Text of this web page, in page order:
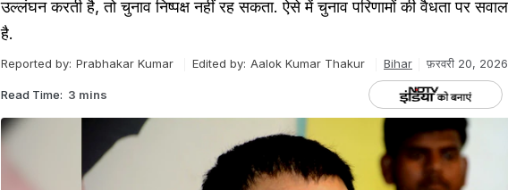
उल्लंघन करती है, तो चुनाव निष्पक्ष नहीं रह सकता. ऐसे में चुनाव परिणामों की वैधता पर
है.
Reported by: Prabhakar Kumar Edited by: Aalok Kumar Thakur Bihar फ़रवरी 20,
Read Time: 3 mins